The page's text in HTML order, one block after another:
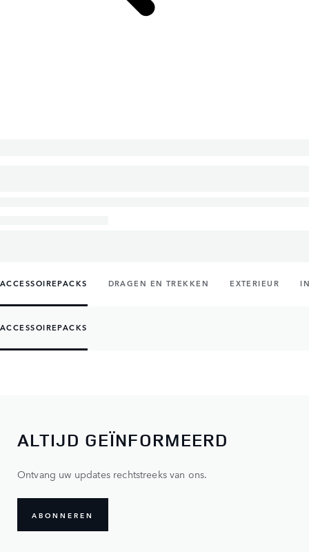
ACCESSOIREPACKS DRAGEN EN TREKKEN EXTERIEUR
ACCESSOIREPACKS
ALTIJD GEÏNFORMEERD
Ontvang uw updates rechtstreeks van ons.
ABONNEREN